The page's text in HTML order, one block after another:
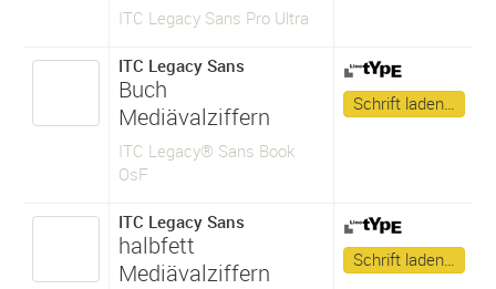
ITC Legacy Sans Pro Ultra
ITC Legacy Sans
Buch
Mediävalziffern
ITC Legacy® Sans Book
OsF
Schrift laden…
ITC Legacy Sans
halbfett
Mediävalziffern
Schrift laden…